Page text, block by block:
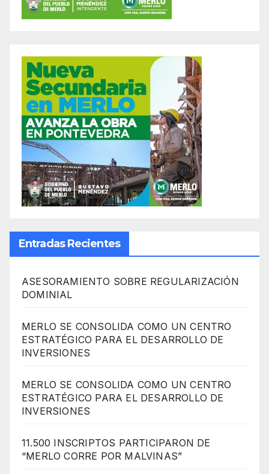
Entradas Recientes
ASESORAMIENTO SOBRE REGULARIZACIÓN
DOMINIAL
MERLO SE CONSOLIDA COMO UN CENTRO
ESTRATÉGICO PARA EL DESARROLLO DE
INVERSIONES
MERLO SE CONSOLIDA COMO UN CENTRO
ESTRATÉGICO PARA EL DESARROLLO DE
INVERSIONES
11.500 INSCRIPTOS PARTICIPARON DE
“MERLO CORRE POR MALVINAS”